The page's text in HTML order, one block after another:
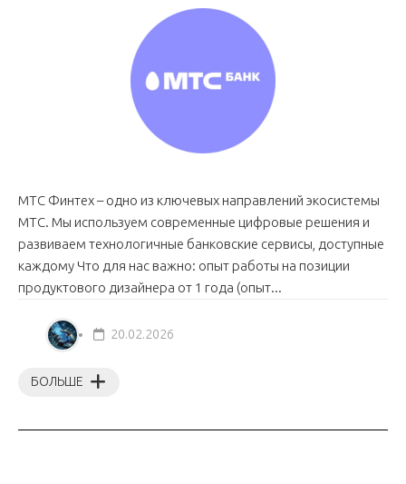
МТС Финтех – одно из ключевых направлений экосистемы
МТС. Мы используем современные цифровые решения и
развиваем технологичные банковские сервисы, доступные
каждому Что для нас важно: опыт работы на позиции
продуктового дизайнера от 1 года (опыт...
БОЛЬШЕ
20.02.2026